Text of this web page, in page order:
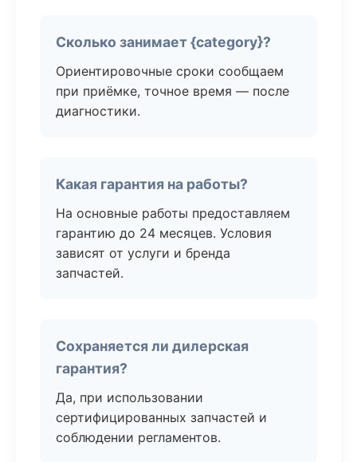
Сколько занимает {category}?
Ориентировочные сроки сообщаем
при приёмке, точное время — после
диагностики.
Какая гарантия на работы?
На основные работы предоставляем
гарантию до 24 месяцев. Условия
зависят от услуги и бренда
запчастей.
Сохраняется ли дилерская
гарантия?
Да, при использовании
сертифицированных запчастей и
соблюдении регламентов.